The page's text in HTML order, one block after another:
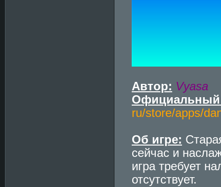
Автор: Vyasa
Официальный
ru/store/apps/
Об игре:
сейчас и
игра требует
отсутствует.